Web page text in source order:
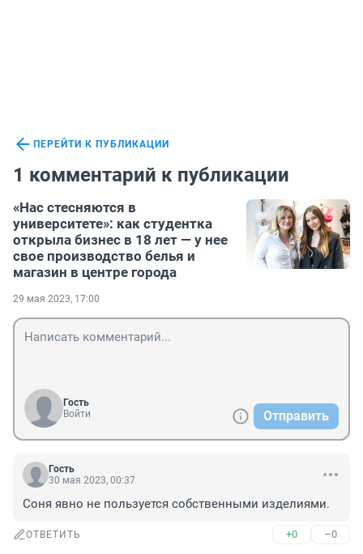
ПЕРЕЙТИ К ПУБЛИКАЦИИ
1 комментарий к публикации
«Нас стесняются в
университете»: как студентка
открыла бизнес в 18 лет — у нее
свое производство белья и
магазин в центре города
29 мая 2023, 17:00
Гость
Войти
Отправить
Гость
30 мая 2023, 00:37
Соня явно не пользуется собственными изделиями.
ОТВЕТИТЬ +0 –0